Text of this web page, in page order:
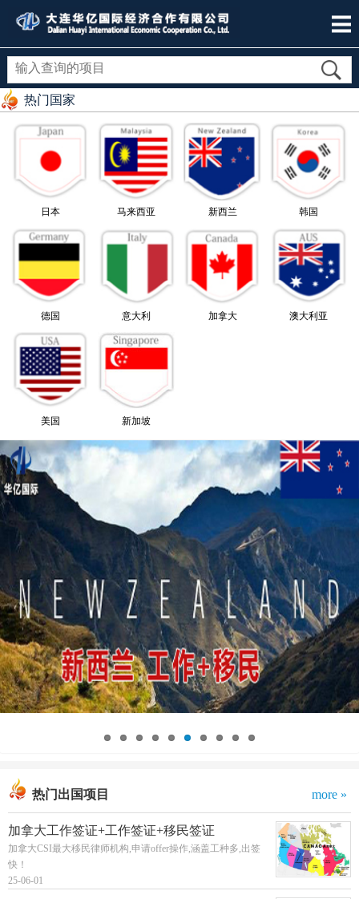
热门国家
日本 马来西亚 新西兰 韩国
德国 意大利 加拿大 澳大利亚
美国 新加坡
热门出国项目 more »
加拿大工作签证+工作签证+移民签证
加拿大CSI最大移民律师机构,申请offer操作,涵盖工种多,出签
快！
25-06-01